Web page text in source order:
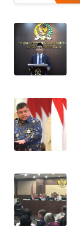
SERBI
OPINI
Informasi
INDEKS
BERITA
KONTAK
KAMI
INFO
IKLAN
TENTANG